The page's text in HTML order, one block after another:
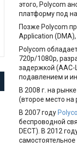
этого, Polycom
платформу под
Позже Polycom
Application
Polycom
720p/1080p,
задержкой (AAC-
подавлением и
В 2008 г. на
(второе место на
В 2007 году
беспроводной
DECT). В 2012